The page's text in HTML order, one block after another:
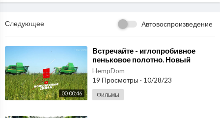
Следующее Автовоспроизведение
00:00:46
⁣Встречайте - иглопробивное
пеньковое полотно. Новый
стандарт в мире нетканых
материалов! hempshops
HempDom
19 Просмотры · 10/28/23
Фильмы